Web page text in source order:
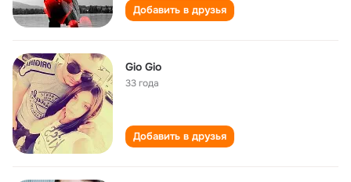
Добавить в друзья
Gio Gio
33 года
Добавить в друзья